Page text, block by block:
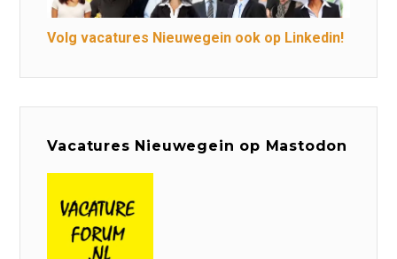
Volg vacatures Nieuwegein ook op Linkedin!
Vacatures Nieuwegein op Mastodon